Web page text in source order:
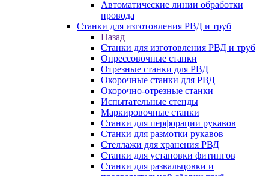
Автоматические линии обработки
провода
Станки для изготовления РВД и труб
Назад
Станки для изготовления РВД и труб
Опрессовочные станки
Отрезные станки для РВД
Окорочные станки для РВД
Окорочно-отрезные станки
Испытательные стенды
Маркировочные станки
Станки для перфорации рукавов
Станки для размотки рукавов
Стеллажи для хранения РВД
Станки для установки фитингов
Станки для развальцовки и